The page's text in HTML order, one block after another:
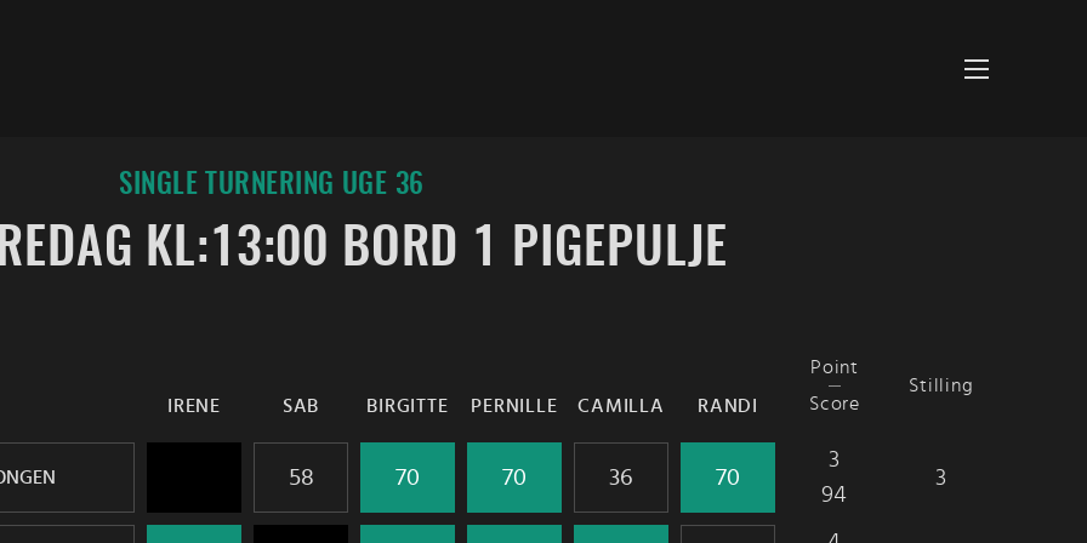
SINGLE TURNERING UGE 36
KL:13:00 BORD 1 PIGEPULJE
IRENE SAB BIRGITTE PERNILLE CAMILLA RANDI
Point
Score
Stilling
3
94
3